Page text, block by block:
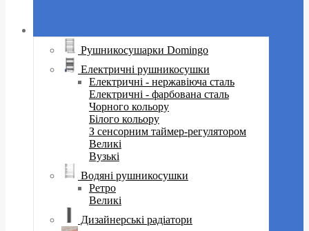
Рушникосушарки Domingo
Електричні рушникосушки
Електричні - нержавіюча сталь
Електричні - фарбована сталь
Чорного кольору
Білого кольору
З сенсорним таймер-регулятором
Великі
Вузькі
Водяні рушникосушки
Ретро
Великі
Дизайнерські радіатори